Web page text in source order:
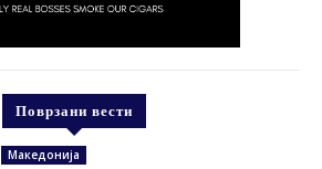
Поврзани вести
Македонија